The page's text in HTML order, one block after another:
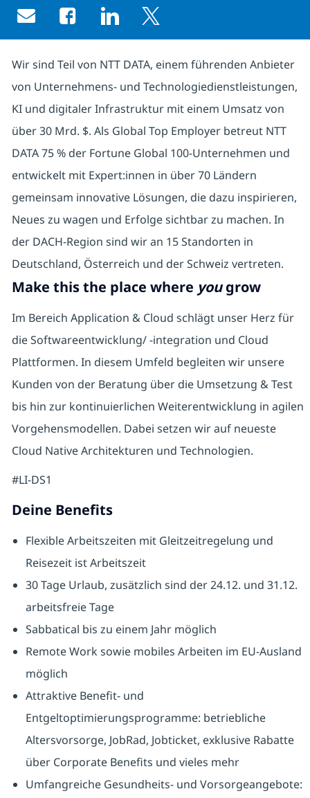
Share via email
Share via Facebook
Share via LinkedIn
Share via twitter
Wir sind Teil von NTT DATA, einem führenden Anbieter
von Unternehmens- und Technologiedienstleistungen,
KI und digitaler Infrastruktur mit einem Umsatz von
über 30 Mrd. $. Als Global Top Employer betreut NTT
DATA 75 % der Fortune Global 100-Unternehmen und
entwickelt mit Expert:innen in über 70 Ländern
gemeinsam innovative Lösungen, die dazu inspirieren,
Neues zu wagen und Erfolge sichtbar zu machen. In
der DACH-Region sind wir an 15 Standorten in
Deutschland, Österreich und der Schweiz vertreten.
Make this the place where yougrow
Im Bereich Application & Cloud schlägt unser Herz für
die Softwareentwicklung/ -integration und Cloud
Plattformen. In diesem Umfeld begleiten wir unsere
Kunden von der Beratung über die Umsetzung & Test
bis hin zur kontinuierlichen Weiterentwicklung in agilen
Vorgehensmodellen. Dabei setzen wir auf neueste
Cloud Native Architekturen und Technologien.
#LI-DS1
Deine Benefits
Flexible Arbeitszeiten mit Gleitzeitregelung und
Reisezeit ist Arbeitszeit
30 Tage Urlaub, zusätzlich sind der 24.12. und 31.12.
arbeitsfreie Tage
Sabbatical bis zu einem Jahr möglich
Remote Work sowie mobiles Arbeiten im EU-Ausland
möglich
Attraktive Benefit- und
Entgeltoptimierungsprogramme: betriebliche
Altersvorsorge, JobRad, Jobticket, exklusive Rabatte
über Corporate Benefits und vieles mehr
Umfangreiche Gesundheits- und Vorsorgeangebote: